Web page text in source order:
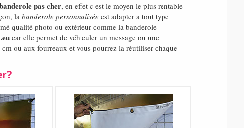
banderole pas cher, en effet c est le moyen le plus rentable
la banderole personnalisée est adapter a tout type
qualité photo ou extérieur comme la banderole
car elle permet de véhiculer un message ou une
ou aux fourreaux et vous pourrez la réutiliser chaque